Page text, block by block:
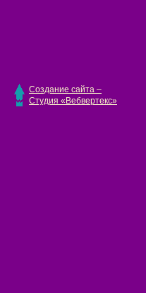
Создание сайта –
Студия «Вебвертекс»